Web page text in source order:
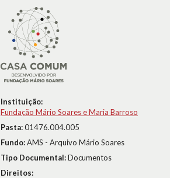
Instituição:
Fundação Mário Soares e Maria Barroso
Pasta:01476.004.005
Fundo:AMS - Arquivo Mário Soares
Tipo Documental:Documentos
Direitos: